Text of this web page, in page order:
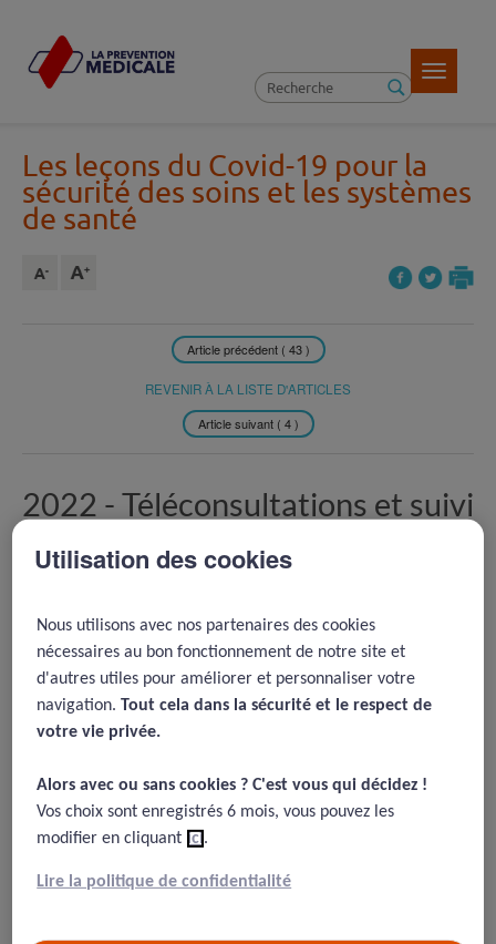
Toggle
Les leçons du Covid-19 pour la
sécurité des soins et les systèmes
de santé
Article précédent ( 43 )
REVENIR À LA LISTE D'ARTICLES
Article suivant ( 4 )
2022 - Téléconsultations et suivi
femmes françaises en temps de
05/07/2023
Rousseau A, Gaucher L, Gautier S, et al How midwives
implemented teleconsultations during the Covid-19 health crisis :
a mixed-methods study BMJ Open 2022;12.
Résumé
Utilisation des cookies
Nous utilisons avec nos partenaires des cookies
nécessaires au bon fonctionnement de notre site et
d'autres utiles pour améliorer et personnaliser votre
navigation.Tout cela dans la sécurité et le respect de
votre vie privée.​
Alors avec ou sans cookies ? C'est vous qui décidez !​
Vos choix sont enregistrés 6 mois, vous pouvez les
modifier en cliquant ici.
Lire la politique de confidentialité